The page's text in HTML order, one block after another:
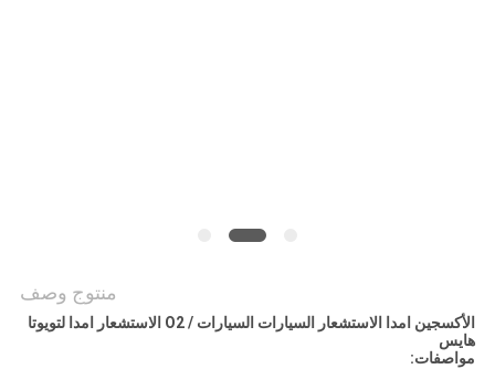
منتوج وصف
الأكسجين امدا الاستشعار السيارات السيارات / O2 الاستشعار امدا لتويوتا
هايس
مواصفات: